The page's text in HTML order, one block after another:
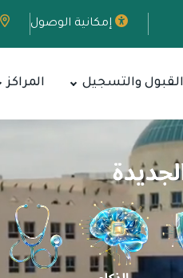
إمكانية الوصول
القبول والتسجيل المراكز